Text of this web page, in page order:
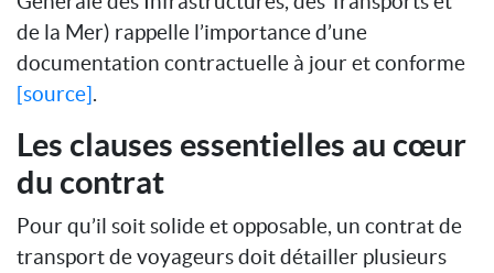
de la Mer) rappelle l’importance d’une
documentation contractuelle à jour et conforme
[source].
Les clauses essentielles au cœur
du contrat
Pour qu’il soit solide et opposable, un contrat de
transport de voyageurs doit détailler plusieurs